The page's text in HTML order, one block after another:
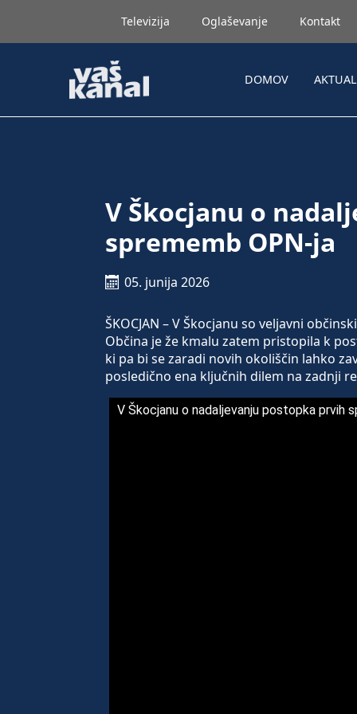
Televizija Oglaševanje Kontakt
DOMOV
V Škocjanu o
sprememb OPN-ja
05. junija 2026
ŠKOCJAN – V Škocjanu so veljavni
Občina je že kmalu zatem pristopila k
ki pa bi se zaradi novih okoliščin lahko
posledično ena ključnih dilem na zadnji
V Škocjanu o nadaljevanju postopka prvih